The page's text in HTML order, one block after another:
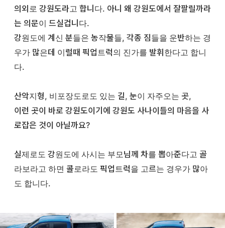
의외로 강원도라고 합니다. 아니 왜 강원도에서 잘팔릴까라
는 의문이 드실겁니다.
강원도에 계신 분들은 농작물들, 각종 짐들을 운반하는 경
우가 많은데 이럴때 픽업트럭의 진가를 발휘한다고 합니
다.
산악지형, 비포장도로도 있는 길, 눈이 자주오는 곳,
이런 곳이 바로 강원도이기에 강원도 사나이들의 마음을 사
로잡은 것이 아닐까요?
실제로도 강원도에 사시는 부모님께 차를 뽑아준다고 골
라보라고 하면 콜로라도 픽업트럭을 고르는 경우가 많아
도 합니다.